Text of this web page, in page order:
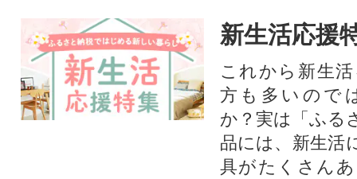
新生活応援
これから新生
方も多いので
か？実は「ふる
品には、新生活
具がたくさん